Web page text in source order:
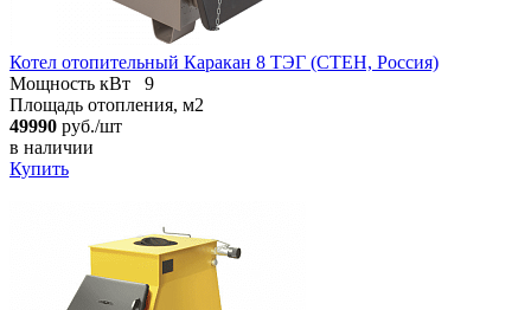
Котел отопительный Каракан 8 ТЭГ (СТЕН, Россия)
Мощность кВт
9
Площадь отопления, м2
49990 руб./шт
в наличии
Купить